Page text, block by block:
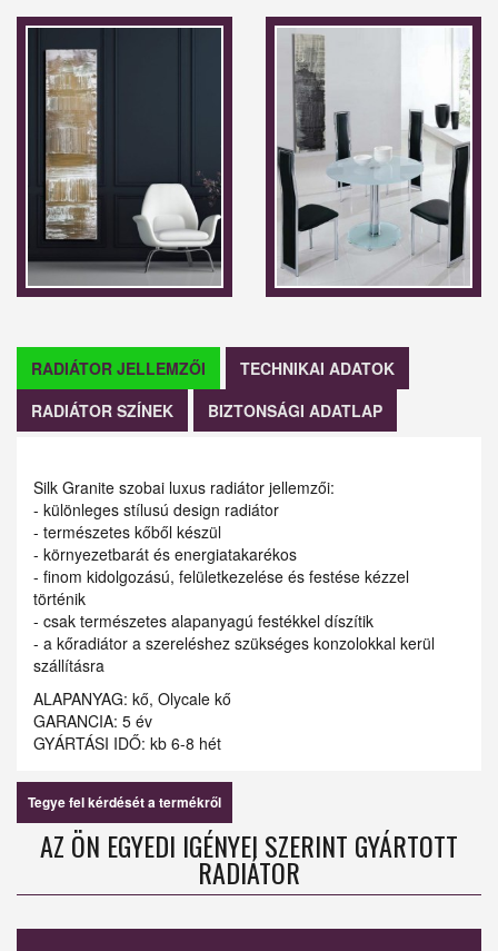
RADIÁTOR JELLEMZŐI
TECHNIKAI ADATOK
RADIÁTOR SZÍNEK
BIZTONSÁGI ADATLAP
Silk Granite szobai luxus radiátor jellemzői:
- különleges stílusú design radiátor
- természetes kőből készül
- környezetbarát és energiatakarékos
- finom kidolgozású, felületkezelése és festése kézzel
történik
- csak természetes alapanyagú festékkel díszítik
- a kőradiátor a szereléshez szükséges konzolokkal kerül
szállításra
ALAPANYAG: kő, Olycale kő
GARANCIA: 5 év
GYÁRTÁSI IDŐ: kb 6-8 hét
Tegye fel kérdését a termékről
AZ ÖN EGYEDI IGÉNYEI SZERINT GYÁRTOTT
RADIÁTOR